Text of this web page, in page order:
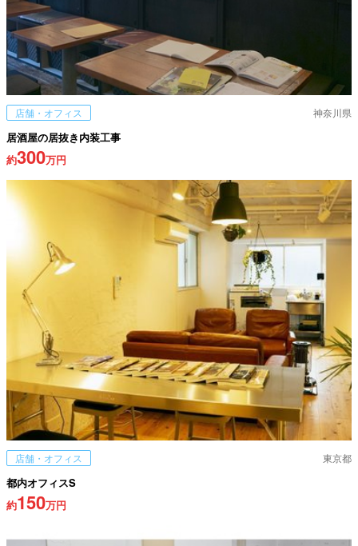
店舗・オフィス 神奈川県
居酒屋の居抜き内装工事
約300万円
店舗・オフィス 東京都
都内オフィスS
約150万円